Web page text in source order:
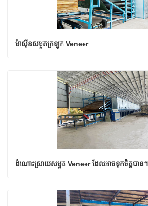
ម៉ាស៊ីនសម្ងួតក្រឡុក Veneer
ដំណោះស្រាយសម្ងួត Veneer ដែលអាចទុកចិត្តបាន។